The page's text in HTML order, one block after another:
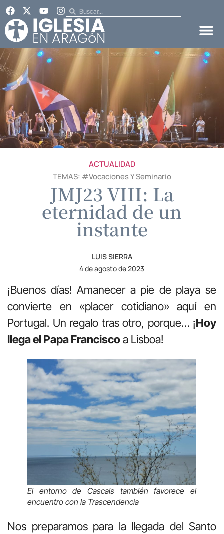
ACTUALIDAD
TEMAS: #Vocaciones Y Seminario
JMJ23 VIII: La
eternidad de un
instante
LUIS SIERRA
4 de agosto de 2023
¡Buenos días! Amanecer a pie de playa se
convierte en «placer cotidiano» aquí en
Portugal. Un regalo tras otro, porque… ¡Hoy
llega el Papa Franciscoa Lisboa!
El entorno de Cascais también favorece el
encuentro con la Trascendencia
Nos preparamos para la llegada del Santo